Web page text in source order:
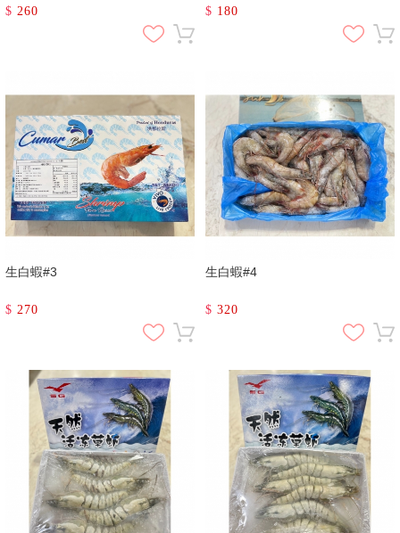
$ 260 $ 180
生白蝦#3
$ 270
生白蝦#4
$ 320